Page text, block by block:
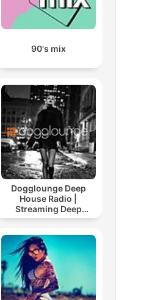
90's mix
Dogglounge Deep
House Radio |
Streaming Deep
House 24/7